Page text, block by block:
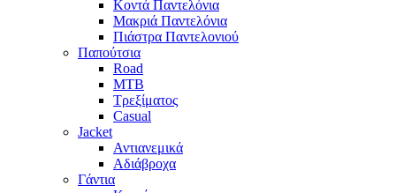
Κοντά Παντελόνια
Μακριά Παντελόνια
Πιάστρα Παντελονιού
Παπούτσια
Road
MTB
Τρεξίματος
Casual
Jacket
Αντιανεμικά
Αδιάβροχα
Γάντια